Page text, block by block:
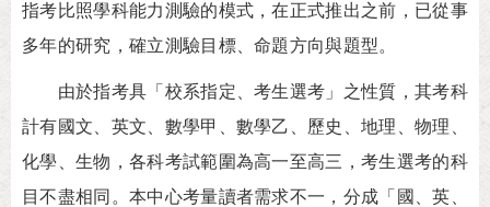
指考比照學科能力測驗的模式，在正式推出之前，已從事
多年的研究，確立測驗目標、命題方向與題型。
由於指考具「校系指定、考生選考」之性質，其考科
計有國文、英文、數學甲、數學乙、歷史、地理、物理、
化學、生物，各科考試範圍為高一至高三，考生選考的科
目不盡相同。本中心考量讀者需求不一，分成「國、英、